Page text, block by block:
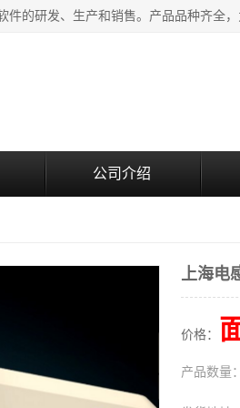
公司介绍
上海电
价格：
产品数量：